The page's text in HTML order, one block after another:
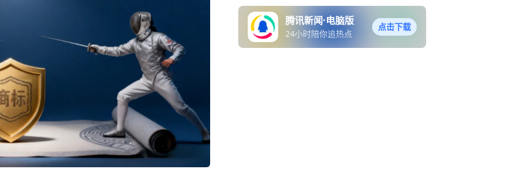
腾讯新闻·电脑版
24小时陪你追热点
点击下载